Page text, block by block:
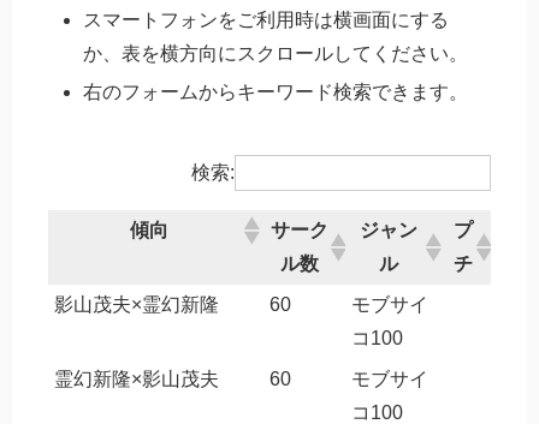
スマートフォンをご利用時は横画面にする
か、表を横方向にスクロールしてください。
右のフォームからキーワード検索できます。
検索:
傾向
サーク
ル数
ジャン
ル
プ
チ
傾向
サーク
ジャン
ル
影山茂夫×霊幻新隆 60
モブサイ
コ100
霊幻新隆×影山茂夫
60
モブサイ
コ100